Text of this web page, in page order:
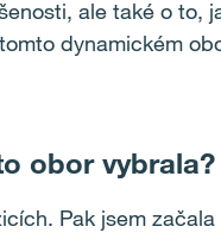
ale také o to,
dynamickém
obor vybrala?
Pak jsem